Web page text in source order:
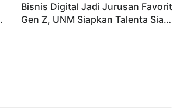
Bisnis Digital Jadi Jurusan Favorit
Gen Z, UNM Siapkan Talenta Siap